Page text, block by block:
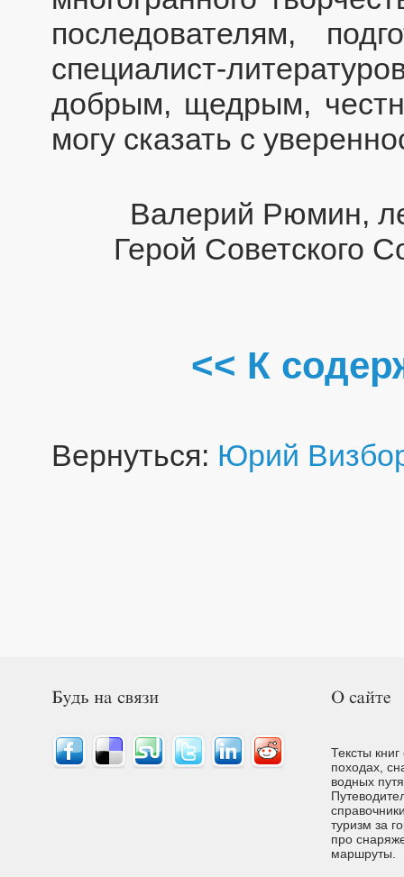
последователям,
специалист-
добрым, щедрым,
могу сказать с
Валерий Рюмин,
Герой Советского
<< К
Вернуться: Юрий
Тексты
походах,
водных
туризм за
про
маршруты.